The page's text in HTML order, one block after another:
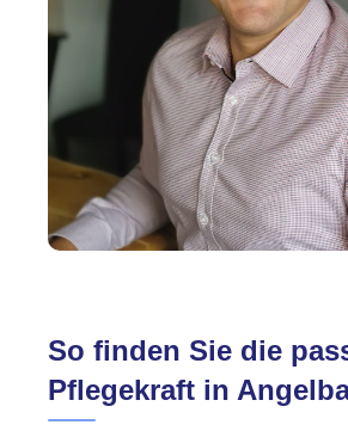
So finden Sie die
Pflegekraft in